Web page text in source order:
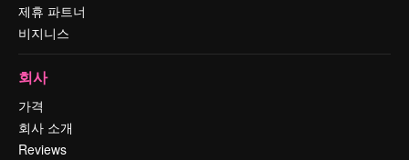
제휴 파트너
비지니스
회사
가격
회사 소개
Reviews